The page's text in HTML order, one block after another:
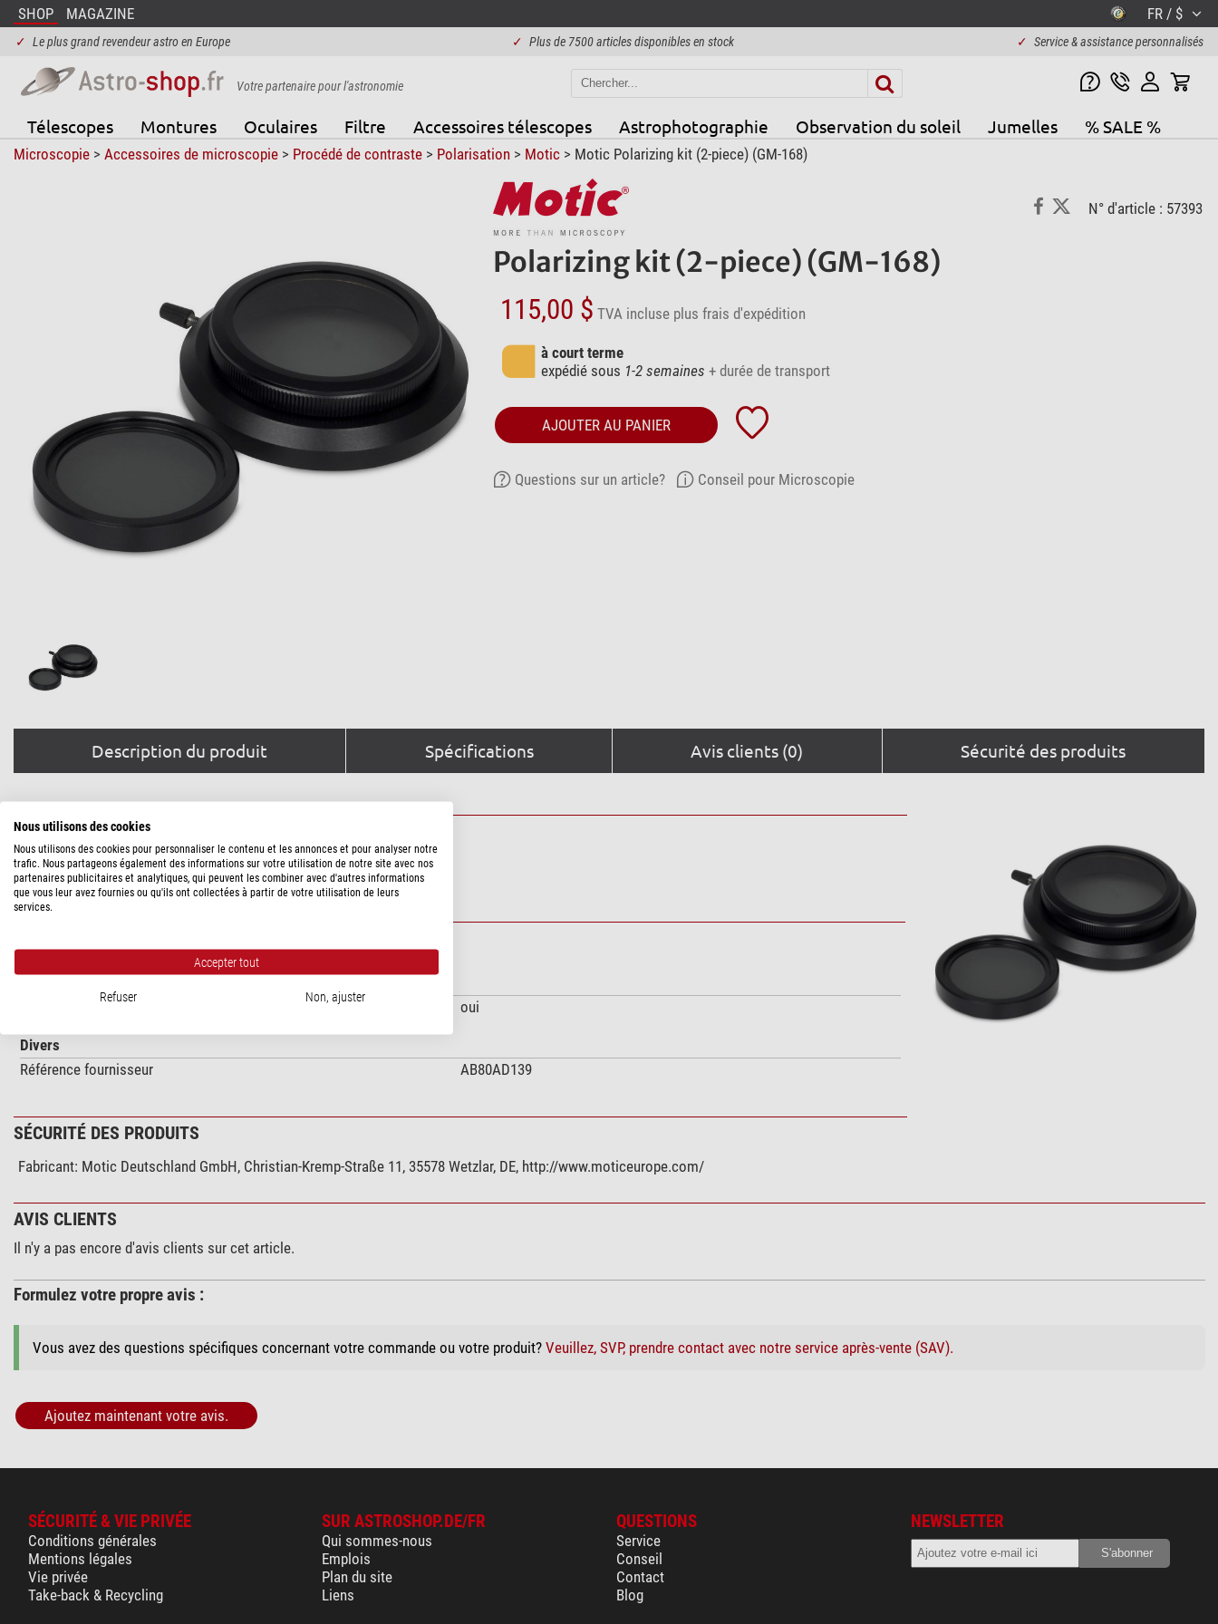
SHOP MAGAZINE FR / $
✓ Le plus grand revendeur astro en Europe ✓ Plus de 7500 articles disponibles en stock ✓ Service & assistance personnalisés
Votre partenaire pour l'astronomie
Télescopes Montures Oculaires Filtre Accessoires télescopes Astrophotographie Observation du soleil Jumelles % SALE %
Microscopie> Accessoires de microscopie> Procédé de contraste> Polarisation> Motic> Motic Polarizing kit (2-piece) (GM-168)
N° d'article : 57393
Polarizing kit (2-piece) (GM-168)
115,00 $ TVA incluse plus frais d'expédition
à court terme
expédié sous 1-2 semaines + durée de transport
AJOUTER AU PANIER
Questions sur un article? Conseil pour Microscopie
Description du produit Spécifications Avis clients (0) Sécurité des produits
DESCRIPTION DU PRODUIT
Polarizing kit (2-piece) (GM-168)
oui
Divers
Référence fournisseur
AB80AD139
SÉCURITÉ DES PRODUITS
Fabricant: Motic Deutschland GmbH, Christian-Kremp-Straße 11, 35578 Wetzlar, DE, http://www.moticeurope.com/
AVIS CLIENTS
Il n'y a pas encore d'avis clients sur cet article.
Formulez votre propre avis :
Vous avez des questions spécifiques concernant votre commande ou votre produit? Veuillez, SVP, prendre contact avec notre service après-vente (SAV).
Ajoutez maintenant votre avis.
SÉCURITÉ & VIE PRIVÉE
Conditions générales
Mentions légales
Vie privée
Take-back & Recycling
SUR ASTROSHOP.DE/FR
Qui sommes-nous
Emplois
Plan du site
Liens
QUESTIONS
Service
Conseil
Contact
Blog
NEWSLETTER
Nous utilisons des cookies
Nous utilisons des cookies pour personnaliser le contenu et les annonces et pour analyser notre
trafic. Nous partageons également des informations sur votre utilisation de notre site avec nos
partenaires publicitaires et analytiques, qui peuvent les combiner avec d'autres informations
que vous leur avez fournies ou qu'ils ont collectées à partir de votre utilisation de leurs
services.
Accepter tout
Refuser Non, ajuster